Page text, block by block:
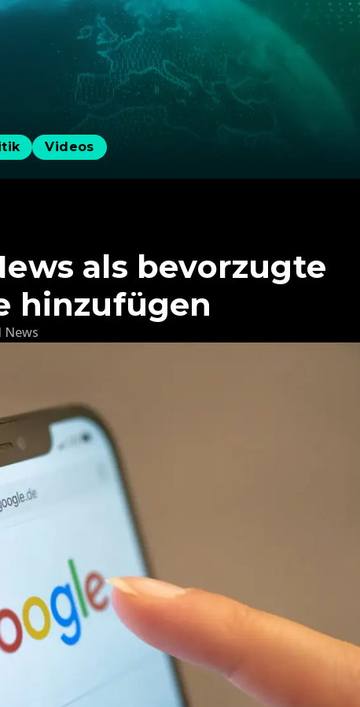
Videos
als bevorzugte
hinzufügen
News